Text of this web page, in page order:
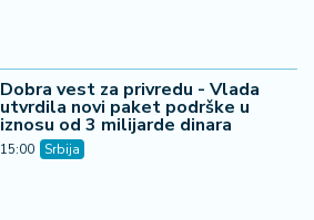
Dobra vest za privredu - Vlada
utvrdila novi paket podrške u
iznosu od 3 milijarde dinara
15:00 Srbija